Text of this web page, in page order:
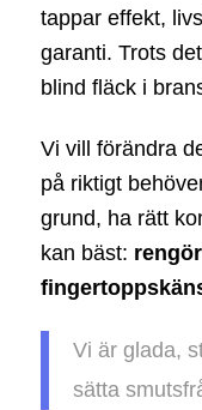
tappar effekt,
garanti. Trots
blind fläck i
Vi vill förändra
på riktigt
grund, ha rätt
kan bäst:
Vi är glada,
sätta